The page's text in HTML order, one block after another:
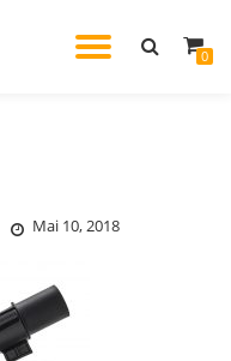
0
Mai 10, 2018